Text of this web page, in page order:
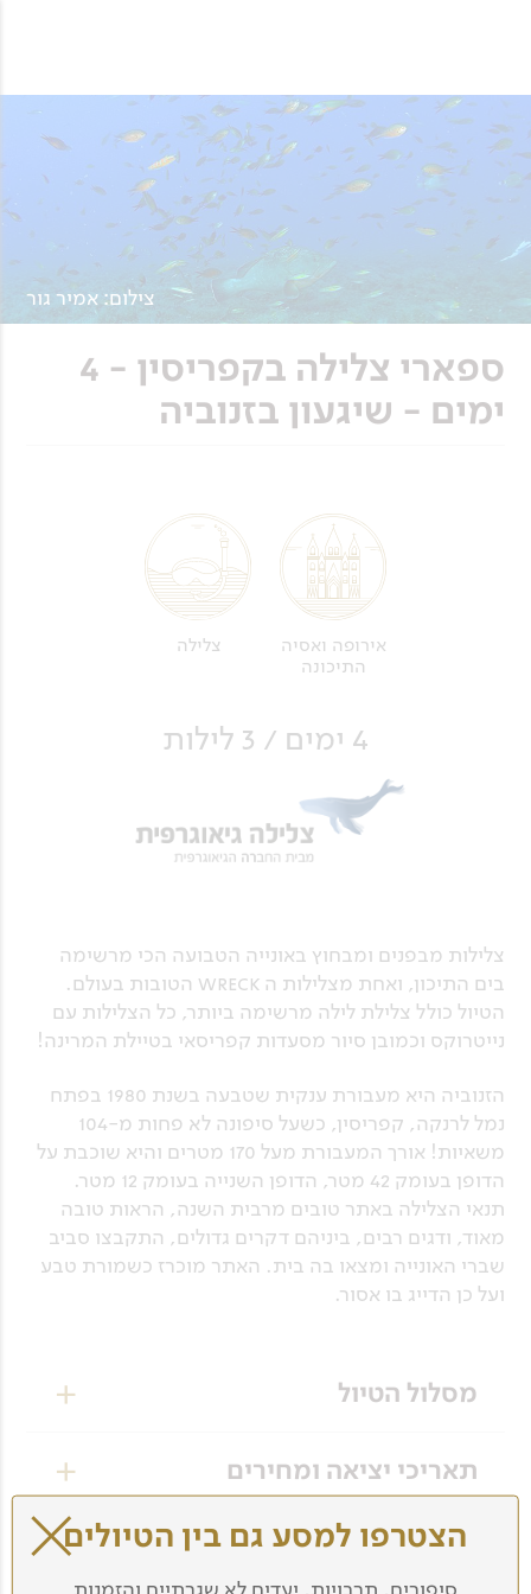
צילום: אמיר גור
ספארי צלילה בקפריסין - 4
ימים - שיגעון בזנוביה
אירופה ואסיה
התיכונה
צלילה
4 ימים / 3 לילות
צלילות מבפנים ומבחוץ באונייה הטבועה הכי מרשימה
בים התיכון, ואחת מצלילות ה wreck הטובות בעולם.
הטיול כולל צלילת לילה מרשימה ביותר, כל הצלילות עם
נייטרוקס וכמובן סיור מסעדות קפריסאי בטיילת המרינה!
הזנוביה היא מעבורת ענקית שטבעה בשנת 1980 בפתח
נמל לרנקה, קפריסין, כשעל סיפונה לא פחות מ-104
משאיות! אורך המעבורת מעל 170 מטרים והיא שוכבת על
הדופן בעומק 42 מטר, הדופן השנייה בעומק 12 מטר.
תנאי הצלילה באתר טובים מרבית השנה, הראות טובה
מאוד, ודגים רבים, ביניהם דקרים גדולים, התקבצו סביב
שברי האונייה ומצאו בה בית. האתר מוכרז כשמורת טבע
ועל כן הדייג בו אסור.
מסלול הטיול
הגעה לקפריסין והתארגנות לצלילת
"היכרות" עם הזנוביה
בשעות הבוקר ננחת בלרנקה. עם הגעתנו ניסע לנמל
תאריכי יציאה ומחירים
כרגע לא מתוכננים תאריכי יציאה למסלול זה.
תאריכים יפורסמו בהתאם לעונה.
מחיר הטיול כולל / לא כולל
הצטרפו למסע גם בין הטיולים